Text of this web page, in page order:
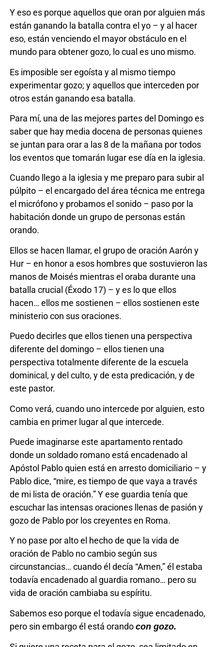
Y eso es porque aquellos que oran por alguien más
están ganando la batalla contra el yo ­– y al hacer
eso, están venciendo el mayor obstáculo en el
mundo para obtener gozo, lo cual es uno mismo.
Es imposible ser egoísta y al mismo tiempo
experimentar gozo; y aquellos que interceden por
otros están ganando esa batalla.
Para mí, una de las mejores partes del Domingo es
saber que hay media docena de personas quienes
se juntan para orar a las 8 de la mañana por todos
los eventos que tomarán lugar ese día en la iglesia.
Cuando llego a la iglesia y me preparo para subir al
púlpito – el encargado del área técnica me entrega
el micrófono y probamos el sonido – paso por la
habitación donde un grupo de personas están
orando.
Ellos se hacen llamar, el grupo de oración Aarón y
Hur – en honor a esos hombres que sostuvieron las
manos de Moisés mientras el oraba durante una
batalla crucial (Éxodo 17) – y es lo que ellos
hacen… ellos me sostienen – ellos sostienen este
ministerio con sus oraciones.
Puedo decirles que ellos tienen una perspectiva
diferente del domingo – ellos tienen una
perspectiva totalmente diferente de la escuela
dominical, y del culto, y de esta predicación, y de
este pastor.
Como verá, cuando uno intercede por alguien, esto
cambia en primer lugar al que intercede.
Puede imaginarse este apartamento rentado
donde un soldado romano está encadenado al
Apóstol Pablo quien está en arresto domiciliario – y
Pablo dice, “mire, es tiempo de que vaya a través
de mi lista de oración.” Y ese guardia tenía que
escuchar las intensas oraciones llenas de pasión y
gozo de Pablo por los creyentes en Roma.
Y no pase por alto el hecho de que la vida de
oración de Pablo no cambio según sus
circunstancias… cuando él decía “Amen,” él estaba
todavía encadenado al guardia romano… pero su
vida de oración cambiaba su espíritu.
Sabemos eso porque el todavía sigue encadenado,
pero sin embargo él está orando con gozo.